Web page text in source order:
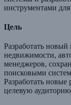
инструментами
Цель
Разработать новый
недвижимости,
менеджеров,
поисковыми
Разработать
целевую